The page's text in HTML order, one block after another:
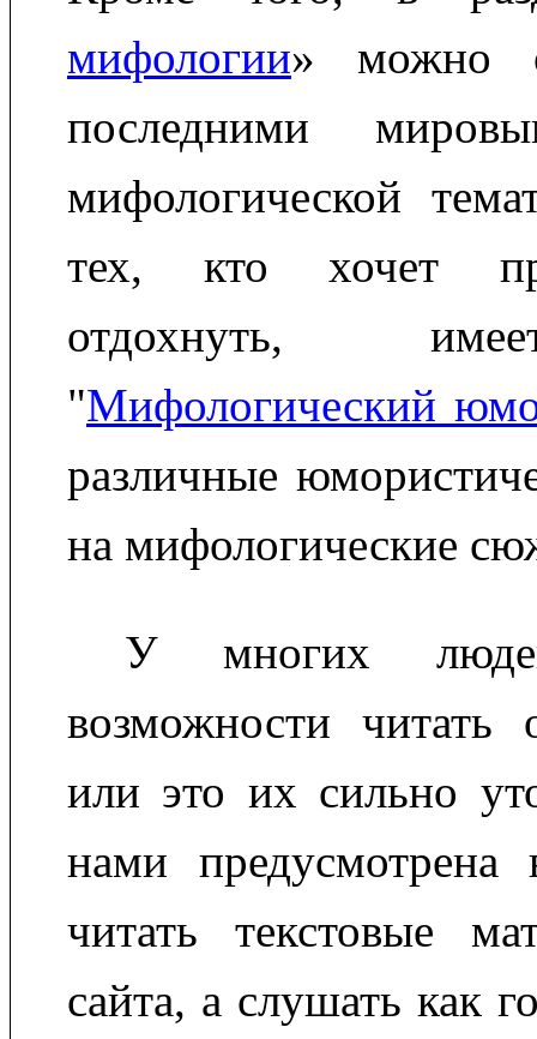
мифологии» можно
последними
мифологической
тех, кто хочет
отдохнуть,
"Мифологический
различные
на мифологические
У многих
возможности читать
или это их сильно
нами предусмотрена
читать текстовые
сайта, а слушать как